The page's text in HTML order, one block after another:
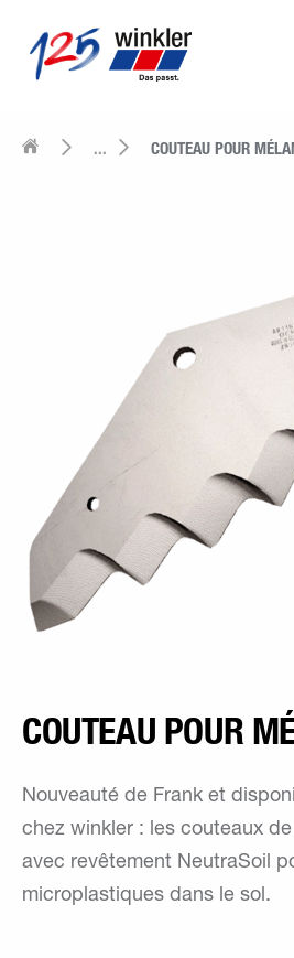
... COUTEAU POUR
COUTEAU POUR
Nouveauté de Frank et
chez winkler : les couteaux
avec revêtement NeutraSoil
microplastiques dans le sol.